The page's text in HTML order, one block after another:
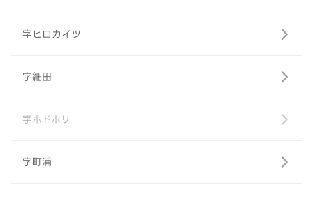
字ヒロカイツ
字細田
字ホドホリ
字町浦